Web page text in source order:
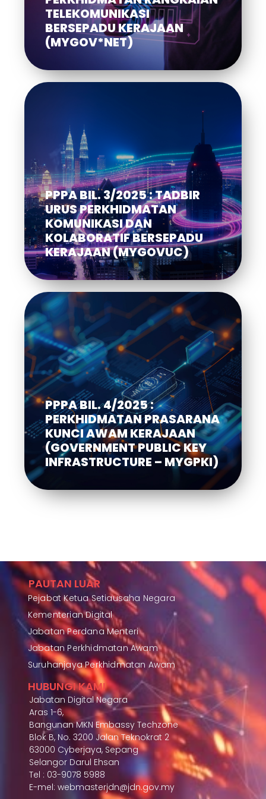
TELEKOMUNIKASI
BERSEPADU KERAJAAN
(MYGOV*NET)
TELEKOMUNIKASI
BERSEPADU KERAJAAN
(MYGOV*NET)
PPPA BIL. 3/2025 : TADBIR
URUS PERKHIDMATAN
KOMUNIKASI DAN
KOLABORATIF BERSEPADU
KERAJAAN (MYGOVUC)
PPPA BIL. 3/2025 : TADBIR
URUS PERKHIDMATAN
KOMUNIKASI DAN
KOLABORATIF BERSEPADU
KERAJAAN (MYGOVUC)
PPPA BIL. 4/2025 :
PERKHIDMATAN PRASARANA
KUNCI AWAM KERAJAAN
(GOVERNMENT PUBLIC KEY
INFRASTRUCTURE – MYGPKI)
PPPA BIL. 4/2025 :
PERKHIDMATAN PRASARANA
KUNCI AWAM KERAJAAN
(GOVERNMENT PUBLIC KEY
INFRASTRUCTURE – MYGPKI)
PAUTAN LUAR
Pejabat Ketua Setiausaha Negara
Kementerian Digital
Jabatan Perdana Menteri
Jabatan Perkhidmatan Awam
Suruhanjaya Perkhidmatan Awam
HUBUNGI KAMI
Jabatan Digital Negara
Aras 1-6,
Bangunan MKN Embassy Techzone
Blok B, No. 3200 Jalan Teknokrat 2
63000 Cyberjaya, Sepang
Selangor Darul Ehsan
Tel : 03-9078 5988
E-mel: webmasterjdn@jdn.gov.my